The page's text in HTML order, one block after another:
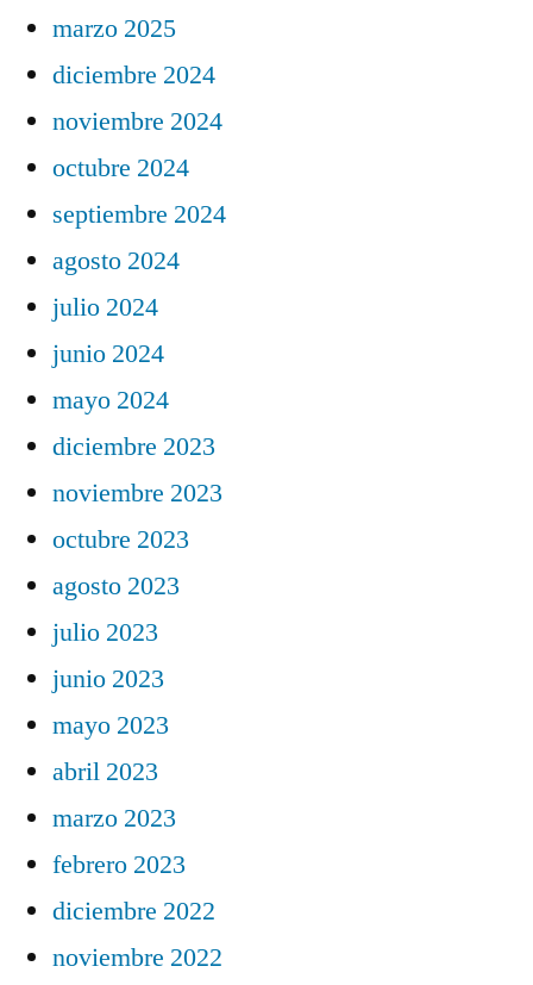
marzo 2025
diciembre 2024
noviembre 2024
octubre 2024
septiembre 2024
agosto 2024
julio 2024
junio 2024
mayo 2024
diciembre 2023
noviembre 2023
octubre 2023
agosto 2023
julio 2023
junio 2023
mayo 2023
abril 2023
marzo 2023
febrero 2023
diciembre 2022
noviembre 2022